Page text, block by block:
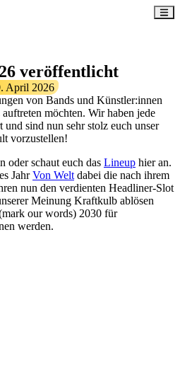
veröffentlicht
April 2026
von Bands und Künstler:innen
möchten. Wir haben jede
sind nun sehr stolz euch unser
vorzustellen!
oder schaut euch das Lineup hier an.
JahrVon Welt dabei die nach ihrem
nun den verdienten Headliner-Slot
Meinung Kraftkulb ablösen
our words) 2030 für
werden.